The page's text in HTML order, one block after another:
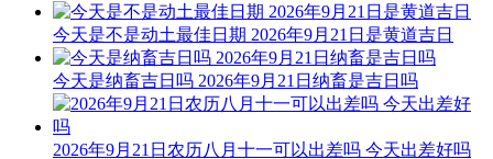
文。后来传至日本，并于当地流行，而在中国影响日渐式微。
喜神：西南 月令：乙未 日禄：酉命互禄
九星：八白太阴土星(吉) 二十八宿：东方房宿房日兔(吉)
易经卦象：地火明夷 推荐吉时：子，丑，辰，巳，未，戌
今天是不是动土最佳日期 2026年9月21日是黄道吉日
今天是纳畜吉日吗 2026年9月21日纳畜是吉日吗
2026年9月21日农历八月十一可以出差吗 今天出差好吗